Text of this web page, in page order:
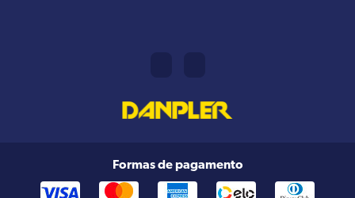
Formas de pagamento